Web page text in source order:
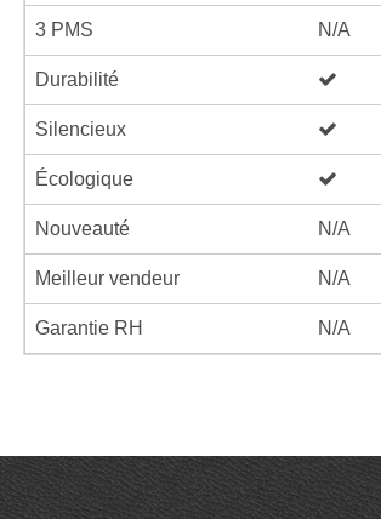
3 PMS N/A
Durabilité
Silencieux
Écologique
Nouveauté N/A
Meilleur vendeur N/A
Garantie RH N/A